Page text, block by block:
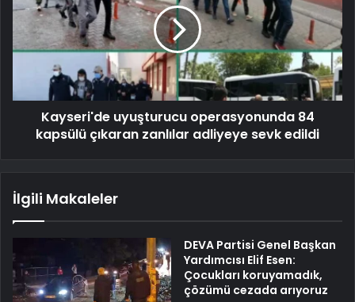
Kayseri'de uyuşturucu operasyonunda 84
kapsülü çıkaran zanlılar adliyeye sevk edildi
İlgili Makaleler
DEVA Partisi Genel Başkan
Yardımcısı Elif Esen:
Çocukları koruyamadık,
çözümü cezada arıyoruz